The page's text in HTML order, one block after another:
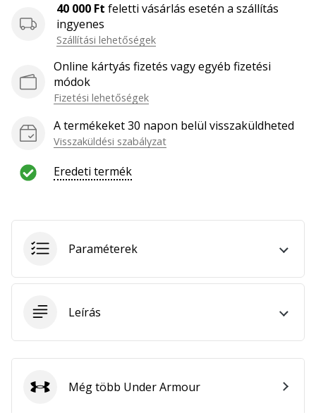
kézilabda
márkánk
nagykövete
is
kézilabda-
vagy,
mint
Csatlakozz
megjelenítése
40 000 Ft feletti vásárlás esetén a szállítás
ingyenes
Szállítási lehetőségek
Online kártyás fizetés vagy egyéb fizetési
módok
Fizetési lehetőségek
A termékeket 30 napon belül visszaküldheted
Visszaküldési szabályzat
Eredeti termék
Paraméterek
Leírás
Under Armour
Még több Under Armour